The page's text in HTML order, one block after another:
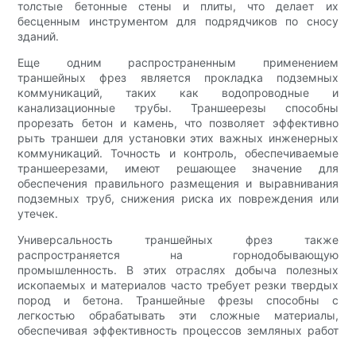
толстые бетонные стены и плиты, что делает их
бесценным инструментом для подрядчиков по сносу
зданий.
Еще одним распространенным применением
траншейных фрез является прокладка подземных
коммуникаций, таких как водопроводные и
канализационные трубы. Траншеерезы способны
прорезать бетон и камень, что позволяет эффективно
рыть траншеи для установки этих важных инженерных
коммуникаций. Точность и контроль, обеспечиваемые
траншеерезами, имеют решающее значение для
обеспечения правильного размещения и выравнивания
подземных труб, снижения риска их повреждения или
утечек.
Универсальность траншейных фрез также
распространяется на горнодобывающую
промышленность. В этих отраслях добыча полезных
ископаемых и материалов часто требует резки твердых
пород и бетона. Траншейные фрезы способны с
легкостью обрабатывать эти сложные материалы,
обеспечивая эффективность процессов земляных работ